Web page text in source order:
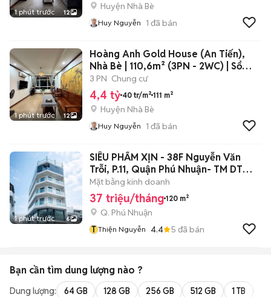
1 phút trước 12
Huyện Nhà Bè
Huy Nguyễn 1 đã bán
1 phút trước 12
Hoàng Anh Gold House (An Tiến),
Nhà Bè | 110,6m² (3PN - 2WC) | Sổ
Hồng
3 PN Chung cư
4,4 tỷ 40 tr/m² 111 m²
Huyện Nhà Bè
Huy Nguyễn 1 đã bán
1 phút trước 6
SIÊU PHẨM XỊN - 38F Nguyễn Văn
Trỗi, P.11, Quận Phú Nhuận- TM DT
800m2
Mặt bằng kinh doanh
37 triệu/tháng 120 m²
Q. Phú Nhuận
T Thiện Nguyễn 4.4 5 đã bán
Bạn cần tìm dung lượng nào ?
Dung lượng: 64 GB 128 GB 256 GB 512 GB 1 TB